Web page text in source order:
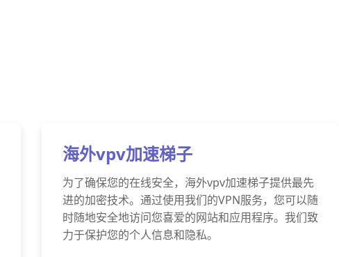
海外vpv加速梯子
为了确保您的在线安全，海外vpv加速梯子提供最先
进的加密技术。通过使用我们的VPN服务，您可以随
时随地安全地访问您喜爱的网站和应用程序。我们致
力于保护您的个人信息和隐私。